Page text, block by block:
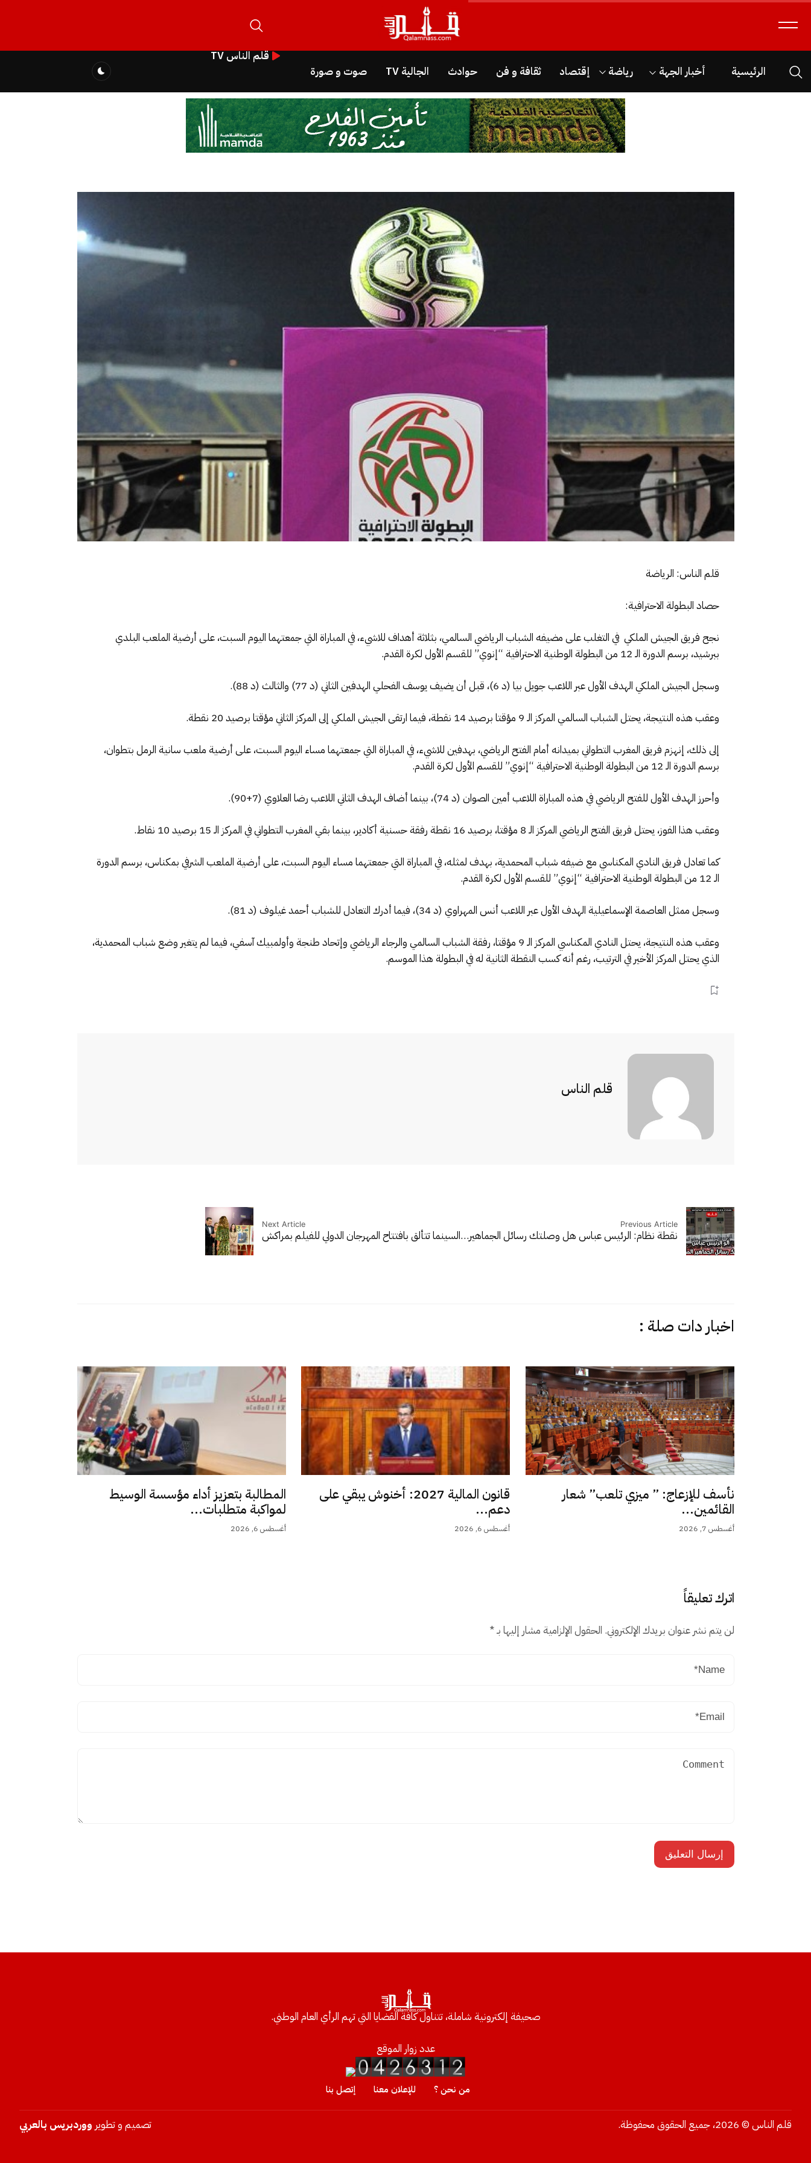
الرئيسية أخبار الجهة رياضة إقتصاد ثقافة و فن حوادث الجالية TV صوت و صورة
قلم الناس TV
قلم الناس: الرياضة
حصاد البطولة الاحترافية:
نجح فريق الجيش الملكي في التغلب على مضيفه الشباب الرياضي السالمي، بثلاثة أهداف للاشيء، في المباراة التي جمعتهما اليوم السبت، على أرضية الملعب البلدي
ببرشيد، برسم الدورة الـ 12 من البطولة الوطنية الاحترافية “إنوي” للقسم الأول لكرة القدم.
وسجل الجيش الملكي الهدف الأول عبر اللاعب جويل بيا (د 6)، قبل أن يضيف يوسف الفحلي الهدفين الثاني (د 77) والثالث (د 88).
وعقب هذه النتيجة، يحتل الشباب السالمي المركز الـ 9 مؤقتا برصيد 14 نقطة، فيما ارتقى الجيش الملكي إلى المركز الثاني مؤقتا برصيد 20 نقطة.
إلى ذلك، إنهزم فريق المغرب التطواني بميدانه أمام الفتح الرياضي، بهدفين للاشيء، في المباراة التي جمعتهما مساء اليوم السبت، على أرضية ملعب سانية الرمل بتطوان،
برسم الدورة الـ 12 من البطولة الوطنية الاحترافية “إنوي” للقسم الأول لكرة القدم.
وأحرز الهدف الأول للفتح الرياضي في هذه المباراة اللاعب أمين الصوان (د 74)، بينما أضاف الهدف الثاني اللاعب رضا العلاوي (7+90).
وعقب هذا الفوز، يحتل فريق الفتح الرياضي المركز الـ 8 مؤقتا، برصيد 16 نقطة رفقة حسنية أكادير، بينما بقي المغرب التطواني في المركز الـ 15 برصيد 10 نقاط.
كما تعادل فريق النادي المكناسي مع ضيفه شباب المحمدية، بهدف لمثله، في المباراة التي جمعتهما مساء اليوم السبت، على أرضية الملعب الشرفي بمكناس، برسم الدورة
الـ 12 من البطولة الوطنية الاحترافية “إنوي” للقسم الأول لكرة القدم.
وسجل ممثل العاصمة الإسماعيلية الهدف الأول عبر اللاعب أنس المهراوي (د 34)، فيما أدرك التعادل للشباب أحمد غيلوف (د 81).
وعقب هذه النتيجة، يحتل النادي المكناسي المركز الـ 9 مؤقتا، رفقة الشباب السالمي والرجاء الرياضي وإتحاد طنجة وأولمبيك آسفي، فيما لم يتغير وضع شباب المحمدية،
الذي يحتل المركز الأخير في الترتيب، رغم أنه كسب النقطة الثانية له في البطولة هذا الموسم.
قلم الناس
Previous Article
نقطة نظام: الرئيس عباس هل وصلتك رسائل الجماهير…
Next Article
السينما تتألق بافتتاح المهرجان الدولي للفيلم بمراكش
اخبار دات صلة :
نأسف للإزعاج: ” ميزي تلعب” شعار
القائمين...
أغسطس 7, 2026
قانون المالية 2027: أخنوش يبقي على
دعم...
أغسطس 6, 2026
المطالبة بتعزيز أداء مؤسسة الوسيط
لمواكبة متطلبات...
أغسطس 6, 2026
اترك تعليقاً
لن يتم نشر عنوان بريدك الإلكتروني. الحقول الإلزامية مشار إليها بـ*
صحيفة إلكترونية شاملة، تتناول كافة القضايا التي تهم الرأي العام الوطني.
عدد زوار الموقع
من نحن ؟ للإعلان معنا إتصل بنا
قلم الناس © 2026، جميع الحقوق محفوظة. تصميم و تطوير ووردبريس بالعربي